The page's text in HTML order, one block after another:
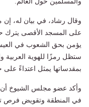
وقال رشاد، في بيان له،
على المسجد الأقصى
يؤمن بحق الشعوب في
ستظل رمزًا للهوية العربية
بمقدساتها يمثل اعتداءً
وأكد عضو مجلس الشيوخ أن
في المنطقة وتقويض فرص